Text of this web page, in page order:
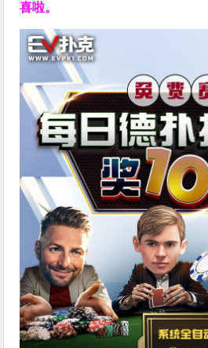
喜啦。